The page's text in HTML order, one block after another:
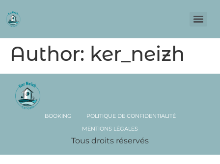
Author: ker_neizh
BOOKING
POLITIQUE DE CONFIDENTIALITÉ
MENTIONS LÉGALES
Tous droits réservés